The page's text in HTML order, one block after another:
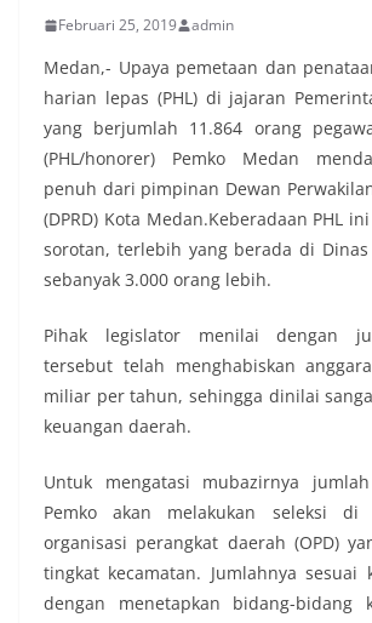
Februari 25, 2019 admin
Medan,- Upaya pemetaan dan
harian lepas (PHL) di jajaran
yang berjumlah 11.864 orang
(PHL/honorer) Pemko Medan
penuh dari pimpinan Dewan
(DPRD) Kota Medan.Keberadaan PHL
sorotan, terlebih yang berada di Dinas
sebanyak 3.000 orang lebih.
Pihak legislator menilai dengan
tersebut telah menghabiskan
miliar per tahun, sehingga dinilai
keuangan daerah.
Untuk mengatasi mubazirnya
Pemko akan melakukan seleksi di
organisasi perangkat daerah (OPD)
tingkat kecamatan. Jumlahnya sesuai
dengan menetapkan bidang-bidang